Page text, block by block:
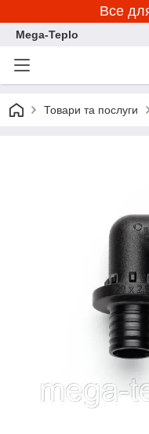
Все
Mega-Teplo
Товари та послуги